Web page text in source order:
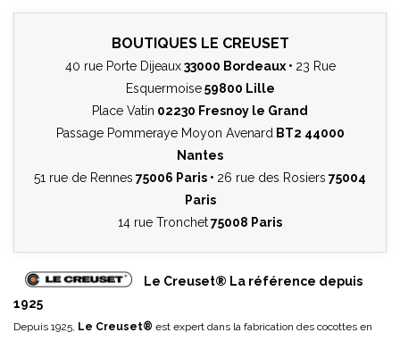
BOUTIQUES LE CREUSET
40 rue Porte Dijeaux33000 Bordeaux • 23 Rue
Esquermoise59800 Lille
Place Vatin 02230 Fresnoy le Grand
Passage Pommeraye Moyon Avenard BT2 44000
Nantes
51 rue de Rennes 75006 Paris • 26 rue des Rosiers 75004
Paris
14 rue Tronchet75008 Paris
Le Creuset® La référence depuis
1925
Depuis 1925, Le Creuset® est expert dans la fabrication des cocottes en